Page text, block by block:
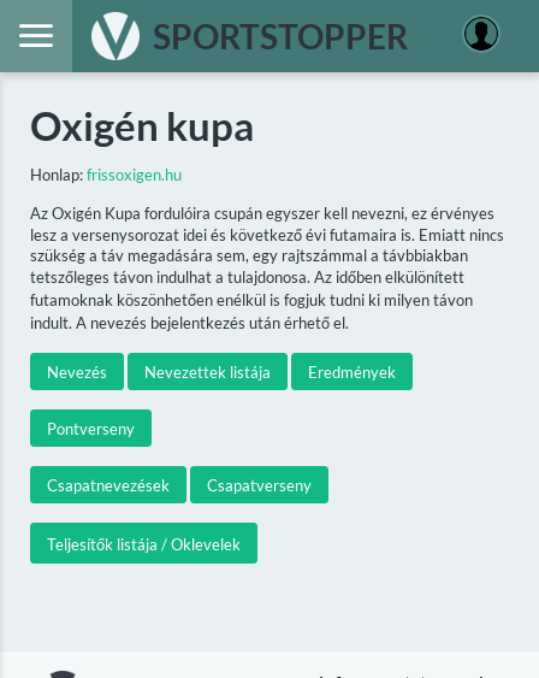
SPORTSTOPPER
Oxigén kupa
Honlap:frissoxigen.hu
Az Oxigén Kupa fordulóira csupán egyszer kell nevezni, ez érvényes
lesz a versenysorozat idei és következő évi futamaira is. Emiatt nincs
szükség a táv megadására sem, egy rajtszámmal a távbbiakban
tetszőleges távon indulhat a tulajdonosa. Az időben elkülönített
futamoknak köszönhetően enélkül is fogjuk tudni ki milyen távon
indult. A nevezés bejelentkezés után érhető el.
Nevezés Nevezettek listája Eredmények
Pontverseny
Csapatnevezések Csapatverseny
Teljesítők listája / Oklevelek